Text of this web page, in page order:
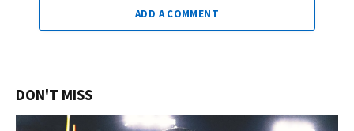
ADD A COMMENT
DON'T MISS